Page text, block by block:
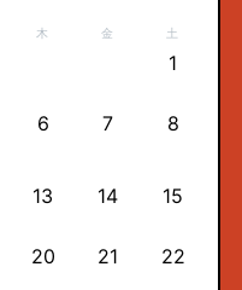
木 金 土
1
6 7 8
13 14 15
20 21 22